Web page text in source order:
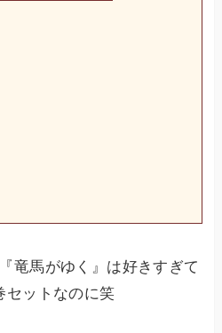
竜馬がゆく』は好きすぎて
セットなのに笑